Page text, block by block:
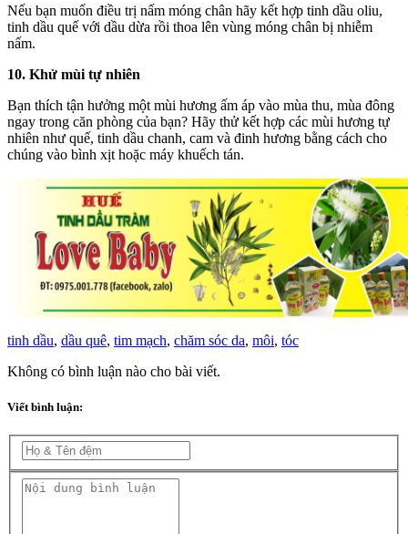
Nếu bạn muốn điều trị nấm móng chân hãy kết hợp tinh dầu oliu,
tinh dầu quế với dầu dừa rồi thoa lên vùng móng chân bị nhiễm
nấm.
10. Khử mùi tự nhiên
Bạn thích tận hưởng một mùi hương ấm áp vào mùa thu, mùa đông
ngay trong căn phòng của bạn? Hãy thử kết hợp các mùi hương tự
nhiên như quế, tinh dầu chanh, cam và đinh hương bằng cách cho
chúng vào bình xịt hoặc máy khuếch tán.
tinh dầu, dầu quê, tim mạch, chăm sóc da, môi, tóc
Không có bình luận nào cho bài viết.
Viết bình luận: